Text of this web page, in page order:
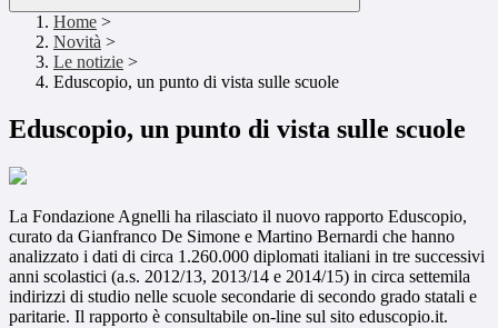
Home >
Novità >
Le notizie >
Eduscopio, un punto di vista sulle scuole
Eduscopio, un punto di vista sulle scuole
La Fondazione Agnelli ha rilasciato il nuovo rapporto Eduscopio,
curato da Gianfranco De Simone e Martino Bernardi che hanno
analizzato i dati di circa 1.260.000 diplomati italiani in tre successivi
anni scolastici (a.s. 2012/13, 2013/14 e 2014/15) in circa settemila
indirizzi di studio nelle scuole secondarie di secondo grado statali e
paritarie. Il rapporto è consultabile on-line sul sito eduscopio.it.